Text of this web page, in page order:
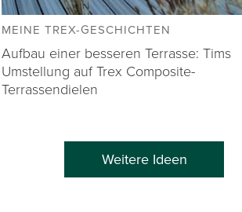
MEINE TREX-GESCHICHTEN
Aufbau einer besseren Terrasse: Tims
Umstellung auf Trex Composite-
Terrassendielen
Weitere Ideen